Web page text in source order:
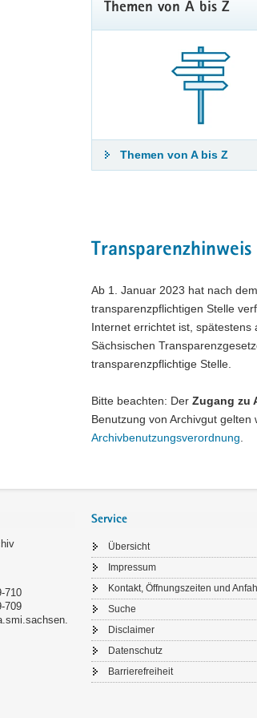
Wir bilden aus! Zur
Sächsisches
Das Sächsische
sonstige öffentliche Stellen
Innern.
Themen von A bis Z
Themen von A bis Z
Transparenzhinweis
Ab 1. Januar 2023 hat nach dem
transparenzpflichtigen Stelle
Internet errichtet ist,
Sächsischen
transparenzpflichtige Stelle.
Bitte beachten: Der Zugang zu
Benutzung von Archivgut
Archivbenutzungsverordnung.
710
709
Service
Übersicht
Impressum
Kontakt, Öffnungszeiten und
Suche
Disclaimer
Datenschutz
Barrierefreiheit